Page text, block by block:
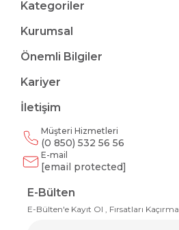
Kategoriler
Kurumsal
Önemli Bilgiler
Kariyer
İletişim
Müşteri Hizmetleri
(0 850) 532 56 56
E-mail
[email protected]
E-Bülten
E-Bülten'e Kayıt Ol , Fırsatları Kaçırma